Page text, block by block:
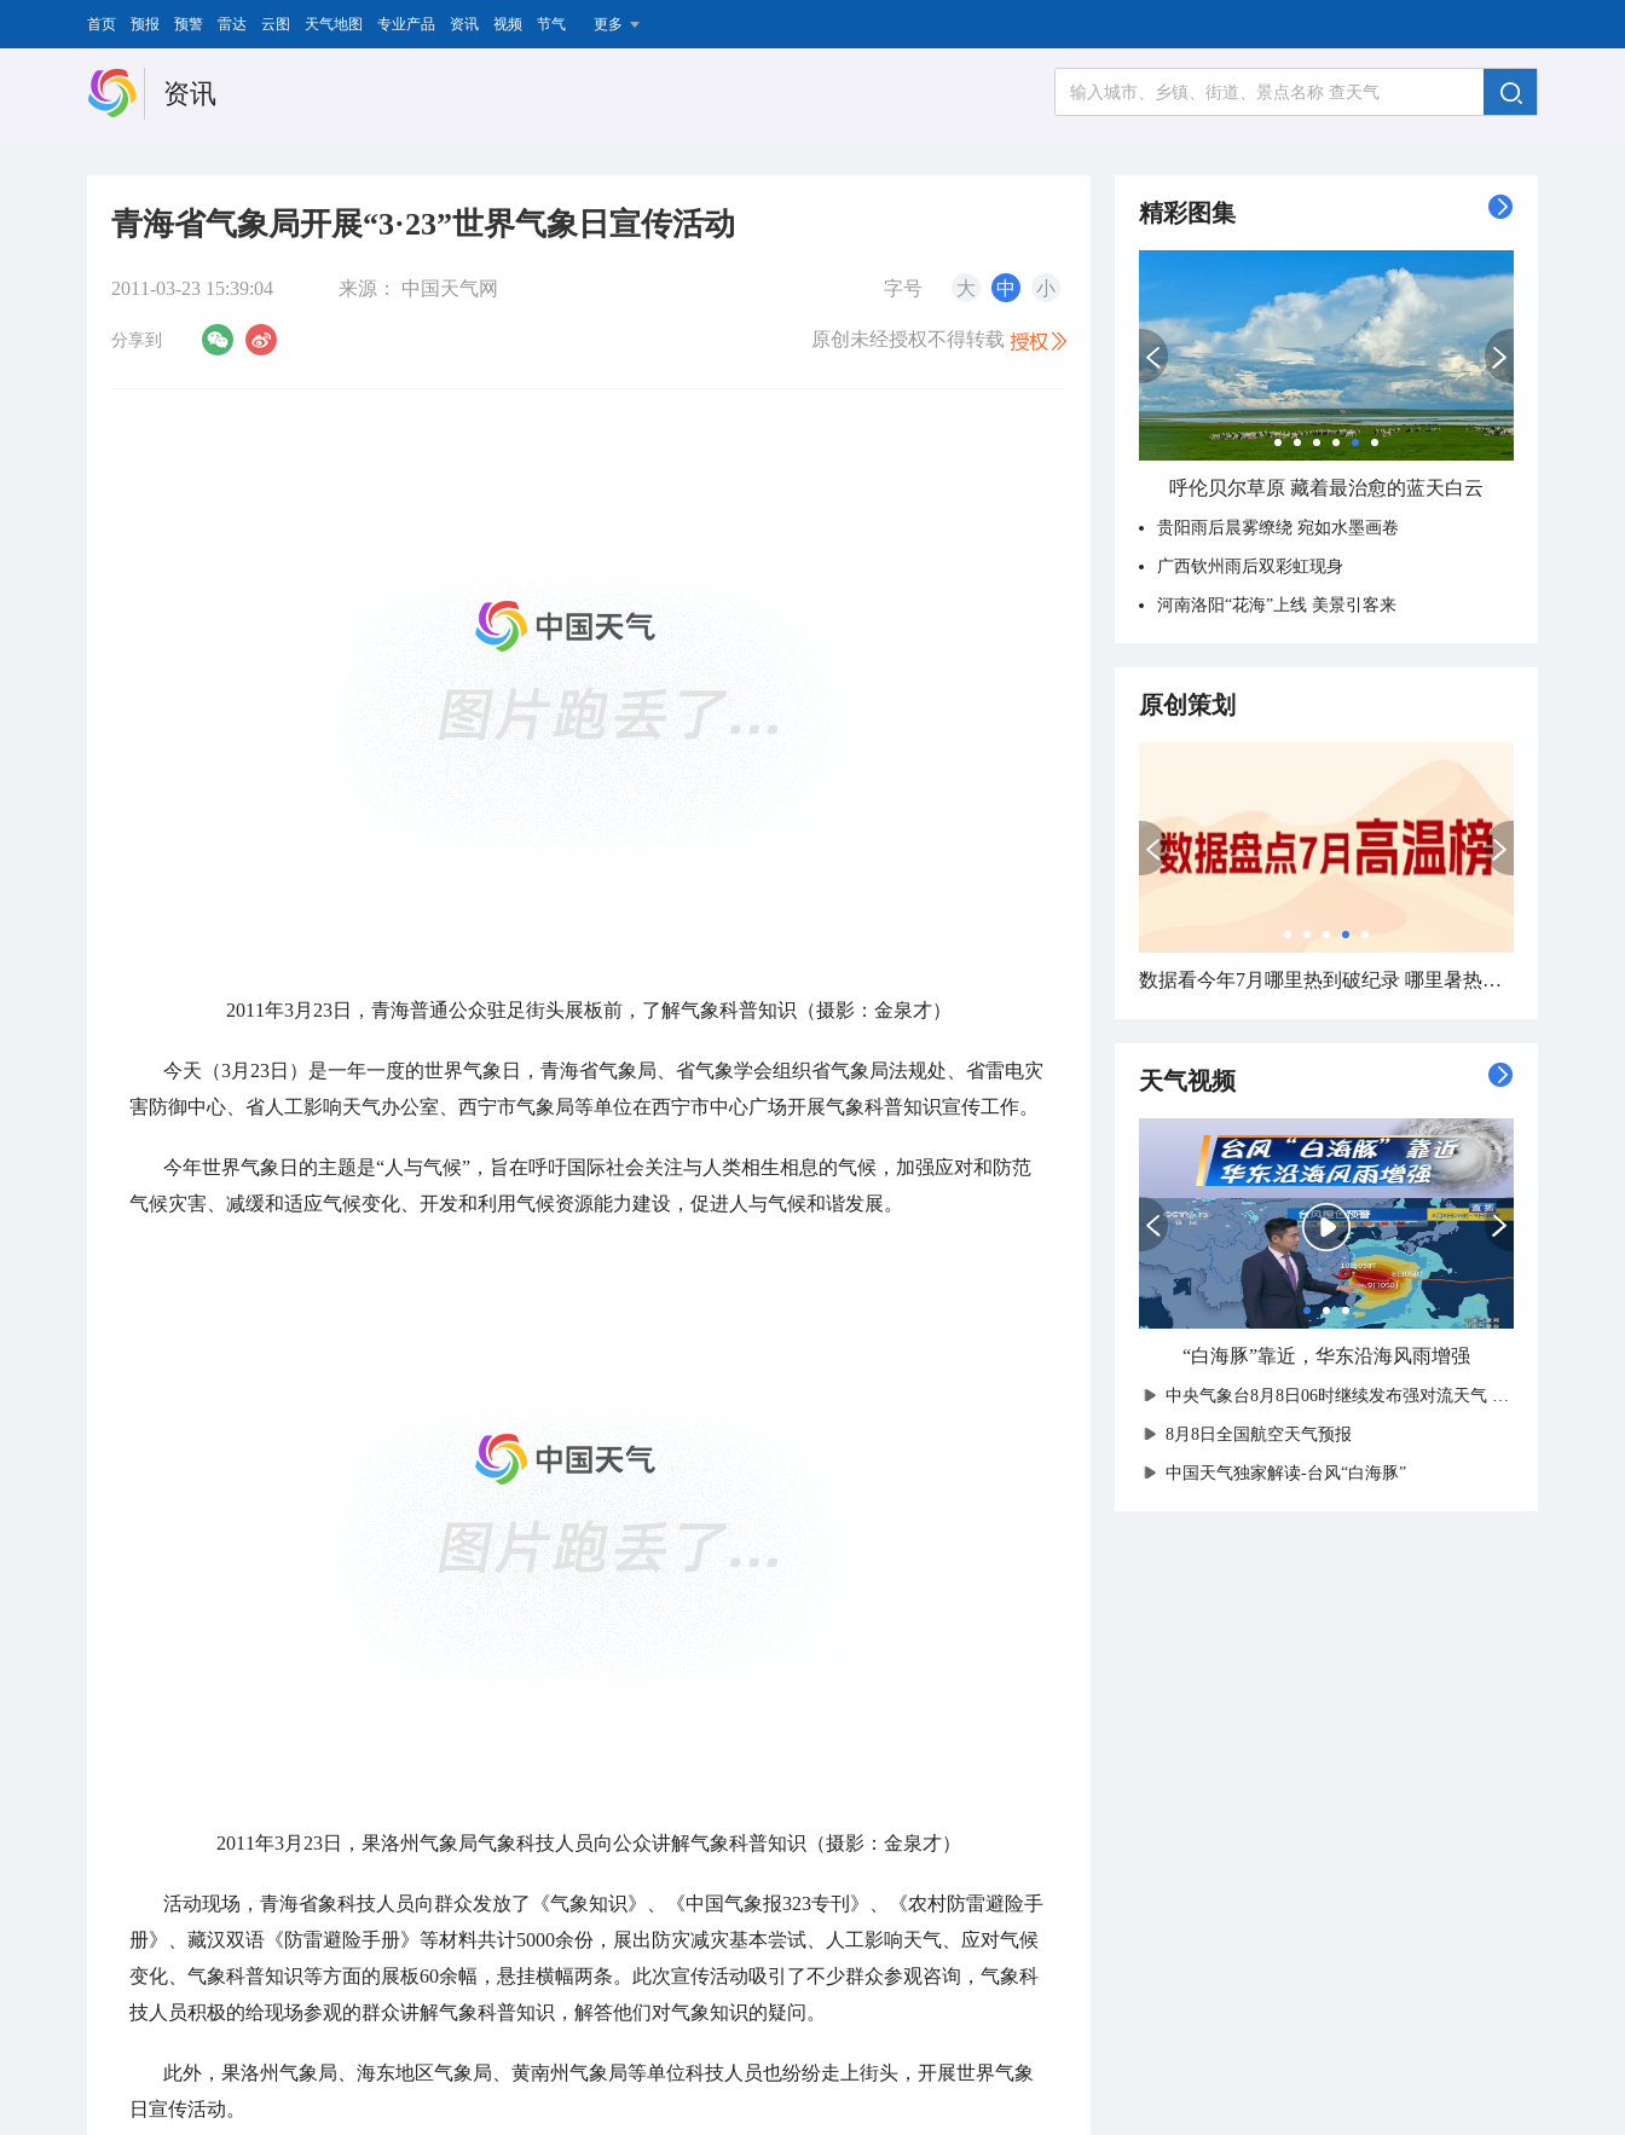
首页 预报 预警 雷达 云图 天气地图 专业产品 资讯 视频 节气 更多
资讯
青海省气象局开展“3·23”世界气象日宣传活动
2011-03-23 15:39:04 来源： 中国天气网 字号 大 中 小
分享到 原创未经授权不得转载
2011年3月23日，青海普通公众驻足街头展板前，了解气象科普知识（摄影：金泉才）
今天（3月23日）是一年一度的世界气象日，青海省气象局、省气象学会组织省气象局法规处、省雷电灾
害防御中心、省人工影响天气办公室、西宁市气象局等单位在西宁市中心广场开展气象科普知识宣传工作。
今年世界气象日的主题是“人与气候”，旨在呼吁国际社会关注与人类相生相息的气候，加强应对和防范
气候灾害、减缓和适应气候变化、开发和利用气候资源能力建设，促进人与气候和谐发展。
2011年3月23日，果洛州气象局气象科技人员向公众讲解气象科普知识（摄影：金泉才）
活动现场，青海省象科技人员向群众发放了《气象知识》、《中国气象报323专刊》、《农村防雷避险手
册》、藏汉双语《防雷避险手册》等材料共计5000余份，展出防灾减灾基本尝试、人工影响天气、应对气候
变化、气象科普知识等方面的展板60余幅，悬挂横幅两条。此次宣传活动吸引了不少群众参观咨询，气象科
技人员积极的给现场参观的群众讲解气象科普知识，解答他们对气象知识的疑问。
此外，果洛州气象局、海东地区气象局、黄南州气象局等单位科技人员也纷纷走上街头，开展世界气象
日宣传活动。
精彩图集
呼伦贝尔草原 藏着最治愈的蓝天白云
贵阳雨后晨雾缭绕 宛如水墨画卷
广西钦州雨后双彩虹现身
河南洛阳“花海”上线 美景引客来
原创策划
数据看今年7月哪里热到破纪录 哪里暑热连轴转
天气视频
“白海豚”靠近，华东沿海风雨增强
中央气象台8月8日06时继续发布强对流天气蓝色预警
8月8日全国航空天气预报
中国天气独家解读-台风“白海豚”